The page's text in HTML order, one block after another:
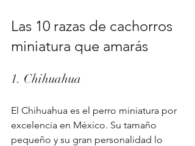
Las 10 razas de cachorros
miniatura que amarás
1. Chihuahua
El Chihuahua es el perro miniatura por
excelencia en México. Su tamaño
pequeño y su gran personalidad lo